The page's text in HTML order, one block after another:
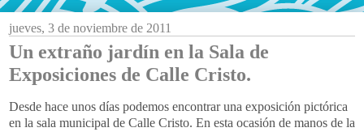
jueves, 3 de noviembre de 2011
Un extraño jardín en la Sala de
Exposiciones de Calle Cristo.
Desde hace unos días podemos encontrar una exposición pictórica
en la sala municipal de Calle Cristo. En esta ocasión de manos de la